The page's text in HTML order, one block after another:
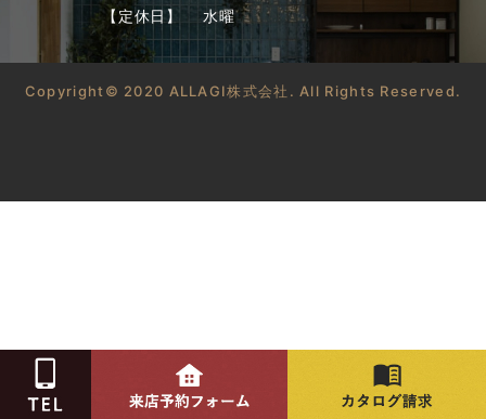
【定休日】 水曜
Copyright© 2020 ALLAGI株式会社. All Rights Reserved.